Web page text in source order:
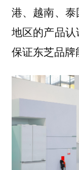
港、越南、
地区的产品
保证东芝品牌